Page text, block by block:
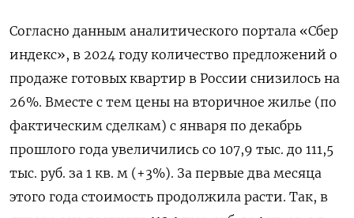
Согласно данным аналитического портала «Сбер
индекс», в 2024 году количество предложений о
продаже готовых квартир в России снизилось на
26%. Вместе с тем цены на вторичное жилье (по
фактическим сделкам) с января по декабрь
прошлого года увеличились со 107,9 тыс. до 111,5
тыс. руб. за 1 кв. м (+3%). За первые два месяца
этого года стоимость продолжила расти. Так, в